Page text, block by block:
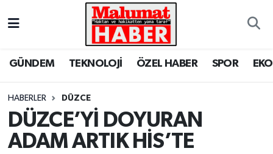
GÜNDEM TEKNOLOJİ ÖZEL HABER SPOR
HABERLER DÜZCE
DÜZCE’Yİ DOYURAN
ADAM ARTIK HİS’TE
Nöbetçi Eczaneler
Trafik Durumu
Süper Lig Puan Durumu ve Fikstür